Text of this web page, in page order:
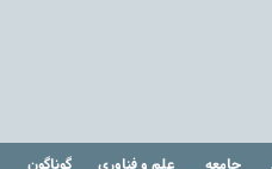
جامعه علم و فناوری گوناگون